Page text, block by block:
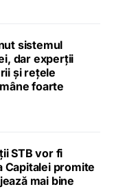
sistemul
dar experții
și rețele
foarte
STB vor fi
Capitalei promite
mai bine